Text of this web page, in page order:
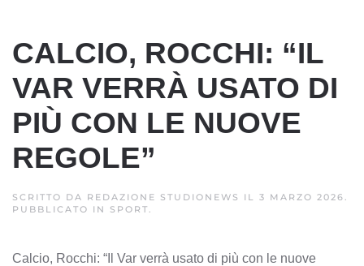
CALCIO, ROCCHI: “IL
VAR VERRÀ USATO DI
PIÙ CON LE NUOVE
REGOLE”
SCRITTO DA REDAZIONE STUDIONEWS IL 3 MARZO 2026.
PUBBLICATO IN SPORT.
Calcio, Rocchi: “Il Var verrà usato di più con le nuove